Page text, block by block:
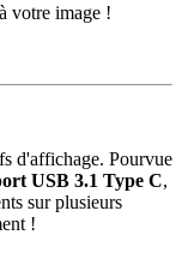
votre image !
d'affichage. Pourvue
USB 3.1 Type C,
sur plusieurs
!